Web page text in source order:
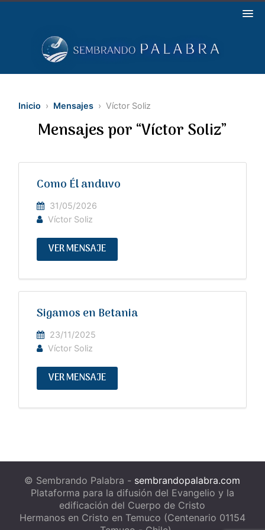
Inicio › Mensajes › Víctor Soliz
Mensajes por “Víctor Soliz”
Como Él anduvo
31/05/2026
Víctor Soliz
VER MENSAJE
Sigamos en Betania
23/11/2025
Víctor Soliz
VER MENSAJE
© Sembrando Palabra - sembrandopalabra.com
Plataforma para la difusión del Evangelio y la
edificación del Cuerpo de Cristo
Hermanos en Cristo en Temuco (Centenario 01154